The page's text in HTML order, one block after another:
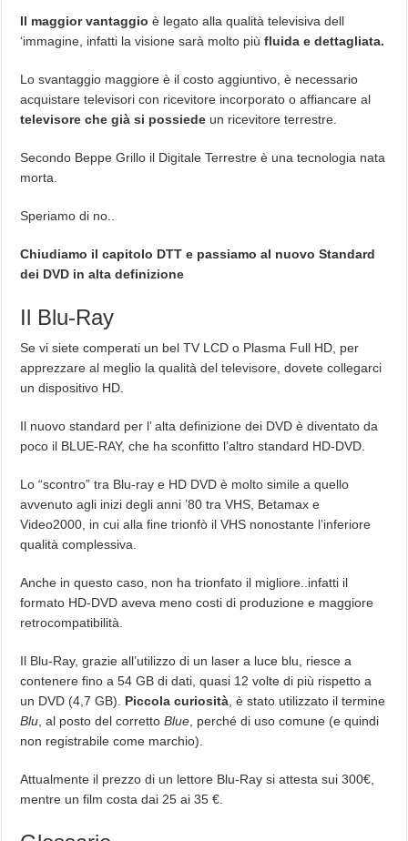
Il maggior vantaggio è legato alla qualità televisiva dell
‘immagine, infatti la visione sarà molto piùfluida e dettagliata.
Lo svantaggio maggiore è il costo aggiuntivo, è necessario
acquistare televisori con ricevitore incorporato o affiancare al
televisore che già si possiede un ricevitore terrestre.
Secondo Beppe Grillo il Digitale Terrestre è una tecnologia nata
morta.
Speriamo di no..
Chiudiamo il capitolo DTT e passiamo al nuovo Standard
dei DVD in alta definizione
Il Blu-Ray
Se vi siete comperati un bel TV LCD o Plasma Full HD, per
apprezzare al meglio la qualità del televisore, dovete collegarci
un dispositivo HD.
Il nuovo standard per l’ alta definizione dei DVD è diventato da
poco il BLUE-RAY, che ha sconfitto l’altro standard HD-DVD.
Lo “scontro” tra Blu-ray e HD DVD è molto simile a quello
avvenuto agli inizi degli anni ’80 tra VHS, Betamax e
Video2000, in cui alla fine trionfò il VHS nonostante l’inferiore
qualità complessiva.
Anche in questo caso, non ha trionfato il migliore..infatti il
formato HD-DVD aveva meno costi di produzione e maggiore
retrocompatibilità.
Il Blu-Ray, grazie all’utilizzo di un laser a luce blu, riesce a
contenere fino a 54 GB di dati, quasi 12 volte di più rispetto a
un DVD (4,7 GB). Piccola curiosità , è stato utilizzato il termine
Blu , al posto del correttoBlue , perché di uso comune (e quindi
non registrabile come marchio).
Attualmente il prezzo di un lettore Blu-Ray si attesta sui 300€,
mentre un film costa dai 25 ai 35 €.